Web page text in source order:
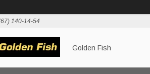
140-14-54
Golden Fish